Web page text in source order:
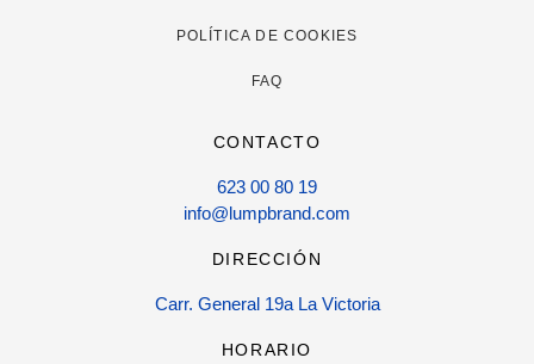
POLÍTICA DE COOKIES
FAQ
CONTACTO
623 00 80 19
info@lumpbrand.com
DIRECCIÓN
Carr. General 19a La Victoria
HORARIO